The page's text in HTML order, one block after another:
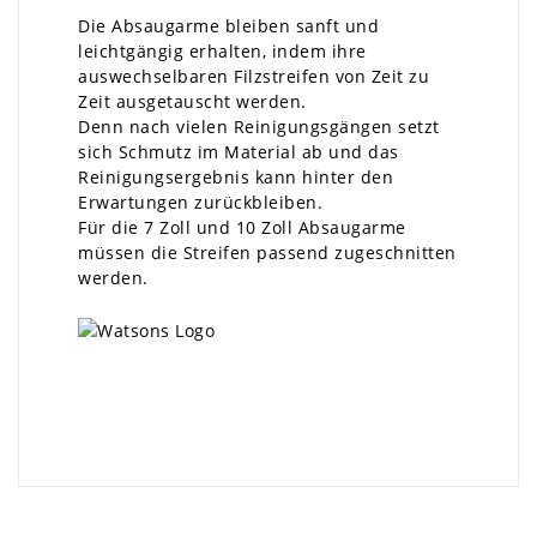
Die Absaugarme bleiben sanft und
leichtgängig erhalten, indem ihre
auswechselbaren Filzstreifen von Zeit zu
Zeit ausgetauscht werden.
Denn nach vielen Reinigungsgängen setzt
sich Schmutz im Material ab und das
Reinigungsergebnis kann hinter den
Erwartungen zurückbleiben.
Für die 7 Zoll und 10 Zoll Absaugarme
müssen die Streifen passend zugeschnitten
werden.